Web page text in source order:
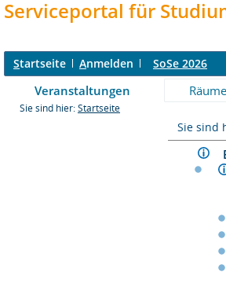
Serviceportal für
Startseite Anmelden SoSe 2026
Veranstaltungen
Sie sind hier: Startseite
Sie sind